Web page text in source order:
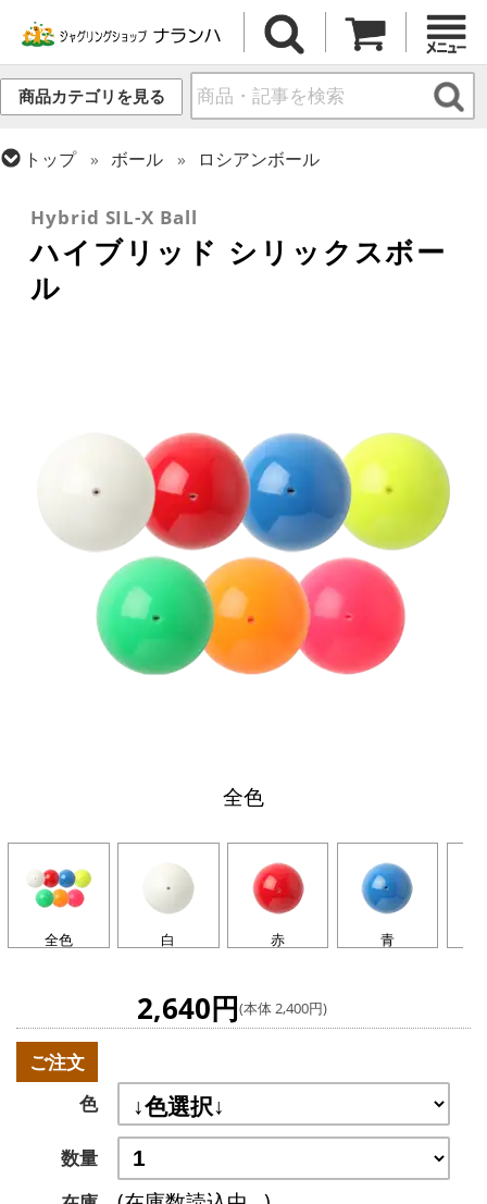
商品カテゴリを見る
トップ ボール
ロシアンボール
Hybrid SIL-X Ball
ハイブリッド シリックスボー
ル
全色
全色 白 赤 青
2,640円(本体 2,400円)
ご注文
色
数量